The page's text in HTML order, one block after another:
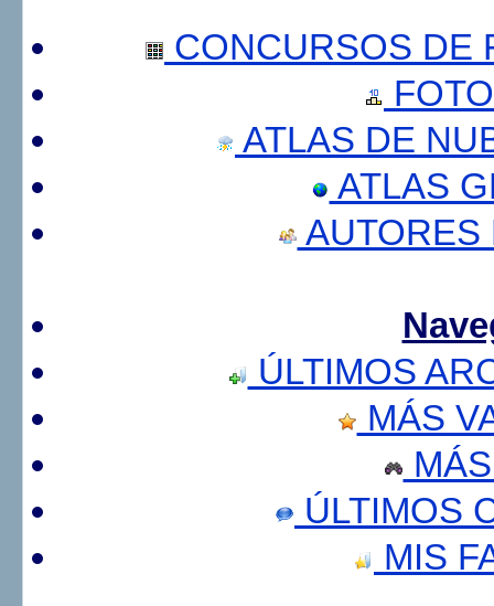
CONCURSOS DE
ATLAS DE
ATLAS
AUTORES
ÚLTIMOS
MÁS
ÚLTIMOS
MIS